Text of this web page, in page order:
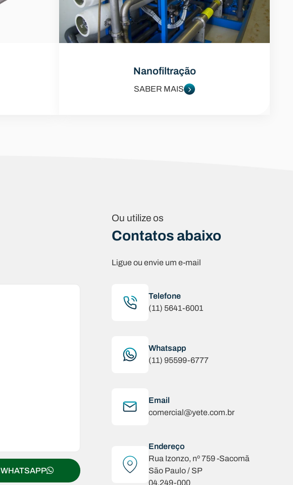
Nanofiltração
SABER MAIS
WHATSAPP
Ou utilize os
Contatos abaixo
Ligue ou envie um e-mail
Telefone
(11) 5641-6001
Whatsapp
(11) 95599-6777
Email
comercial@yete.com.br
Endereço
Rua Izonzo, nº 759 -Sacomã
São Paulo / SP
04.249-000